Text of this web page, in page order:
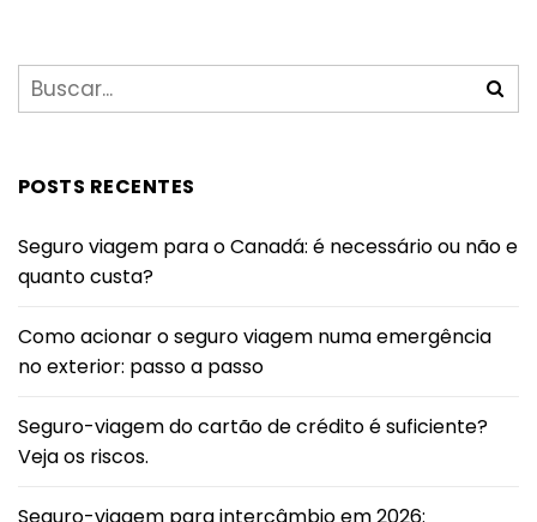
POSTS RECENTES
Seguro viagem para o Canadá: é necessário ou não e
quanto custa?
Como acionar o seguro viagem numa emergência
no exterior: passo a passo
Seguro-viagem do cartão de crédito é suficiente?
Veja os riscos.
Seguro-viagem para intercâmbio em 2026: